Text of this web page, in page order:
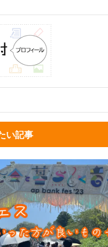
い記事